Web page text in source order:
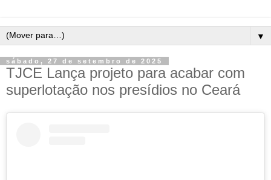
▼
sábado, 27 de setembro de 2025
TJCE Lança projeto para acabar com
superlotação nos presídios no Ceará